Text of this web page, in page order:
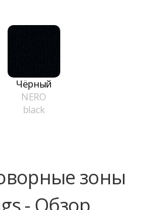
Чёрный
NERO
black
зоны
- Обзор